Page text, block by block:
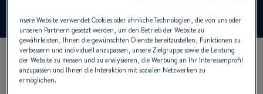
nsere Website verwendet Cookies oder ähnliche Technologien, die von uns oder
unseren Partnern gesetzt werden, um den Betrieb der Website zu
gewährleisten, Ihnen die gewünschten Dienste bereitzustellen, Funktionen zu
verbessern und individuell anzupassen, unsere Zielgruppe sowie die Leistung
der Website zu messen und zu analysieren, die Werbung an Ihr Interessenprofil
anzupassen und Ihnen die Interaktion mit sozialen Netzwerken zu
ermöglichen.